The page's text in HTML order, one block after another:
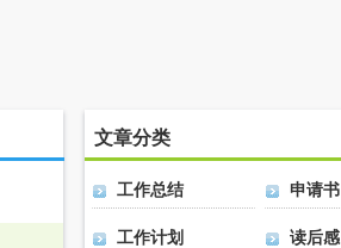
文章分类
工作总结 申请书
工作计划 读后感